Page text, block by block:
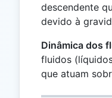
descendente
devido à
Dinâmica dos
fluidos
que atuam